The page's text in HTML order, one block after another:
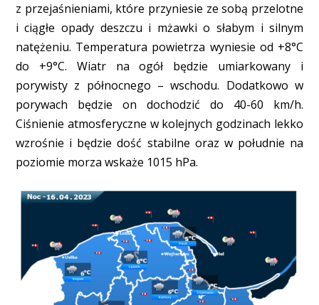
z przejaśnieniami, które przyniesie ze sobą przelotne
i ciągłe opady deszczu i mżawki o słabym i silnym
natężeniu. Temperatura powietrza wyniesie od +8°C
do +9°C. Wiatr na ogół będzie umiarkowany i
porywisty z północnego – wschodu. Dodatkowo w
porywach będzie on dochodzić do 40-60 km/h.
Ciśnienie atmosferyczne w kolejnych godzinach lekko
wzrośnie i będzie dość stabilne oraz w południe na
poziomie morza wskaże 1015 hPa.